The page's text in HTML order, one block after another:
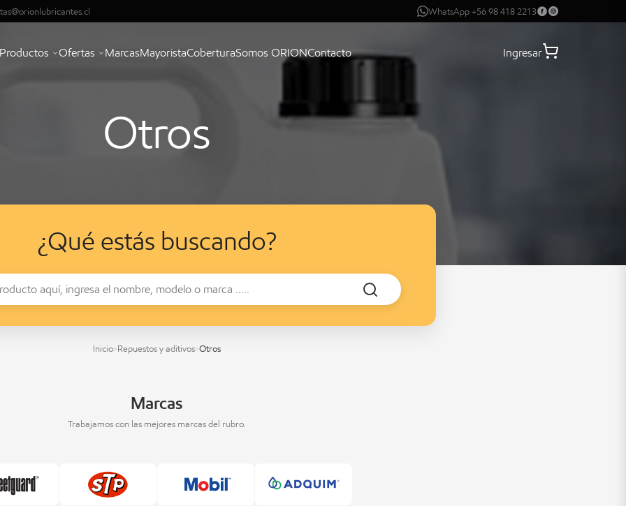
WhatsApp +56 98 418 2213
Productos Ofertas MarcasMayoristaCoberturaSomos ORIONContacto Ingresar
Otros
¿Qué estás buscando?
Inicio>Repuestos y aditivos>Otros
Marcas
Trabajamos con las mejores marcas del rubro.